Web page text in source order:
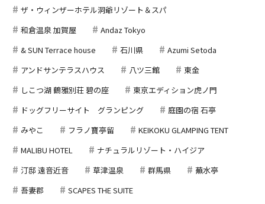
ザ・ウィンザーホテル洞爺リゾート＆スパ
和倉温泉 加賀屋
Andaz Tokyo
& SUN Terrace house
石川県
Azumi Setoda
アンドサンテラスハウス
八ツ三館
東金
しこつ湖 鶴雅別荘 碧の座
東京エディション虎ノ門
ドッグフリーサイト グランピング
庭園の宿 石亭
みやこ
フラノ寶亭留
KEIKOKU GLAMPING TENT
MALIBU HOTEL
ナチュラルリゾート・ハイジア
汀邸 遠音近音
草津温泉 群馬県
蕪水亭
吾妻郡
SCAPES THE SUITE